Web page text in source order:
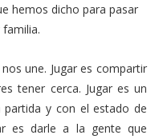
hemos dicho para pasar
une. Jugar es compartir
tener cerca. Jugar es un
partida y con el estado de
es darle a la gente que